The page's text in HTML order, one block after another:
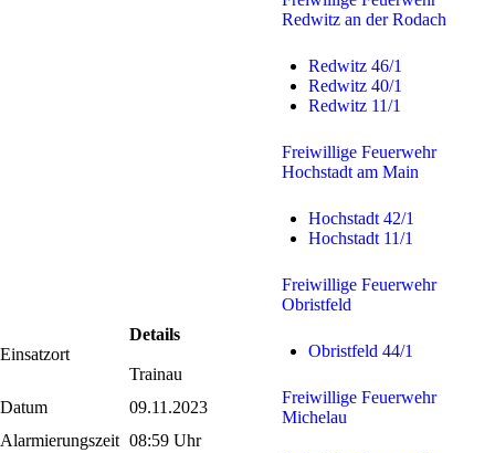
Einsatzort
Details
Trainau
Datum
09.11.2023
Alarmierungszeit 08:59 Uhr
Redwitz an der Rodach
Redwitz 46/1
Redwitz 40/1
Redwitz 11/1
Freiwillige Feuerwehr
Hochstadt am Main
Hochstadt 42/1
Hochstadt 11/1
Freiwillige Feuerwehr
Obristfeld
Obristfeld 44/1
Freiwillige Feuerwehr
Michelau